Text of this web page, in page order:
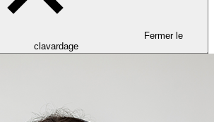
Fermer le
clavardage